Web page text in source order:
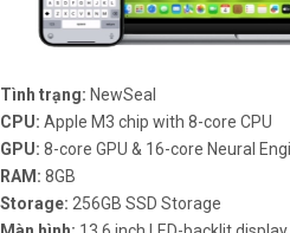
Tình trạng: NewSeal
CPU: Apple M3 chip with 8-core CPU
GPU: 8-core GPU & 16-core Neural
RAM: 8GB
Storage: 256GB SSD Storage